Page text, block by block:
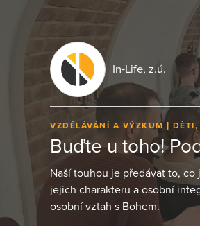
In-Life, z.ú.
VZDĚLÁVÁNÍ A VÝZKUM DĚTI,
Buďte u toho!
Naší touhou je předávat to,
jejich charakteru a osobní
osobní vztah s Bohem.